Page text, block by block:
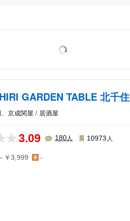
GARDEN TABLE 北千住
京成関屋 / 居酒屋
3.09 180人 10973 人
￥3,999 -